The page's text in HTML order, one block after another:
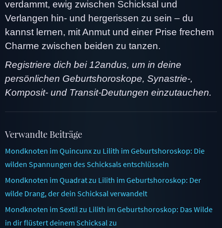
verdammt, ewig zwischen Schicksal und
Verlangen hin- und hergerissen zu sein – du
kannst lernen, mit Anmut und einer Prise frechem
Charme zwischen beiden zu tanzen.
Registriere dich bei 12andus, um in deine
persönlichen Geburtshoroskope, Synastrie-,
Komposit- und Transit-Deutungen einzutauchen.
Verwandte Beiträge
Mondknoten im Quincunx zu Lilith im Geburtshoroskop: Die
wilden Spannungen des Schicksals entschlüsseln
Mondknoten im Quadrat zu Lilith im Geburtshoroskop: Der
wilde Drang, der dein Schicksal verwandelt
Mondknoten im Sextil zu Lilith im Geburtshoroskop: Das Wilde
in dir flüstert deinem Schicksal zu